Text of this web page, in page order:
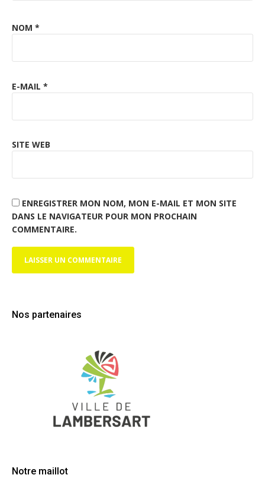
NOM *
E-MAIL *
SITE WEB
ENREGISTRER MON NOM, MON E-MAIL ET MON SITE
DANS LE NAVIGATEUR POUR MON PROCHAIN
COMMENTAIRE.
Nos partenaires
Notre maillot